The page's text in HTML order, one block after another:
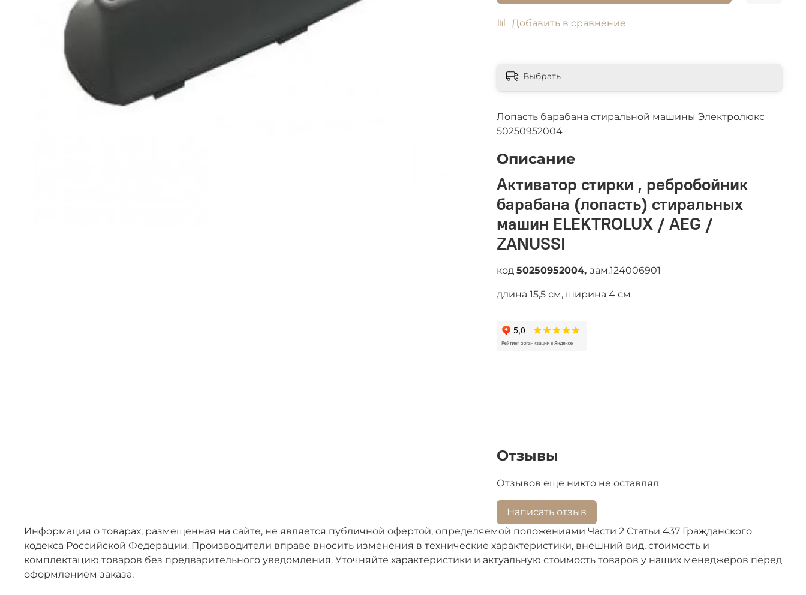
Добавить в сравнение
Лопасть барабана стиральной машины Электролюкс
50250952004
Описание
Активатор стирки , ребробойник
барабана (лопасть) стиральных
машин ELEKTROLUX / AEG /
ZANUSSI
код50250952004,зам.124006901
длина 15,5 см, ширина 4 см
Выбрать
Отзывы
Отзывов еще никто не оставлял
Написать отзыв
Информация о товарах, размещенная на сайте, не является публичной офертой, определяемой положениями Части 2 Статьи 437 Гражданского
кодекса Российской Федерации. Производители вправе вносить изменения в технические характеристики, внешний вид, стоимость и
комплектацию товаров без предварительного уведомления. Уточняйте характеристики и актуальную стоимость товаров у наших менеджеров перед
оформлением заказа.